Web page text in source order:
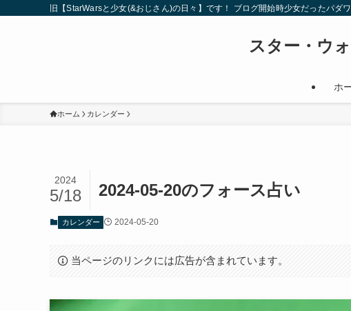
旧【StarWarsと少女(&おじさん)の日々】です！ ブログ開始時少女だったパ
スター・ウ
ホ
ホーム カレンダー
2024-05-20のフォース占い
2024
5/18
カレンダー 2024-05-20
当ページのリンクには広告が含まれています。